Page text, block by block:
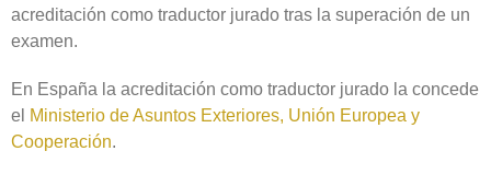
acreditación como traductor jurado tras la superación de un
examen.
En España la acreditación como traductor jurado la concede
el
Ministerio de Asuntos Exteriores, Unión Europea y
Cooperación.